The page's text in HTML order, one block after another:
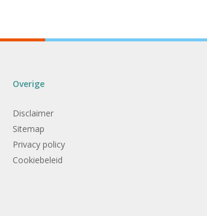
Overige
Disclaimer
Sitemap
Privacy policy
Cookiebeleid